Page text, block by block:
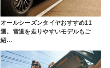
オールシーズンタイヤおすすめ11
選。雪道を走りやすいモデルもご
紹…